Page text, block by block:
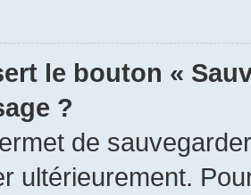
le bouton «
?
de
ultérieurement.